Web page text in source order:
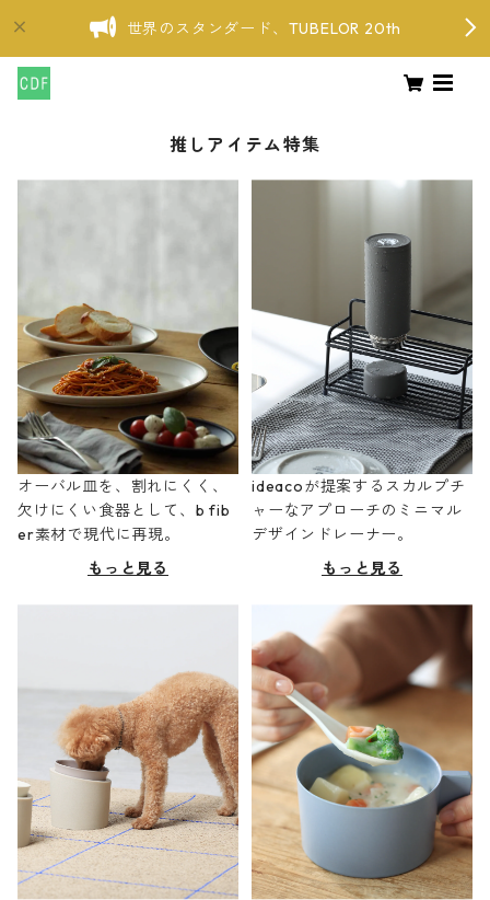
世界のスタンダード、TUBELOR 20th
推しアイテム特集
オーバル皿を、割れにくく、
欠けにくい食器として、b fib
er素材で現代に再現。
もっと見る
ideacoが提案するスカルプチ
ャーなアプローチのミニマル
デザインドレーナー。
もっと見る